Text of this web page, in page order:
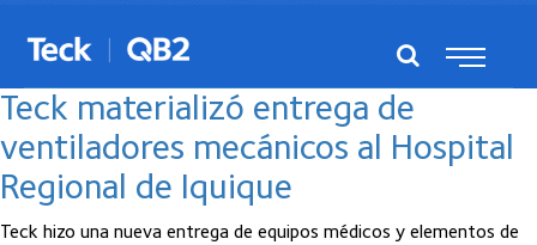
Posts del julio, 2020
Teck materializó entrega de
ventiladores mecánicos al Hospital
Regional de Iquique
Teck hizo una nueva entrega de equipos médicos y elementos de